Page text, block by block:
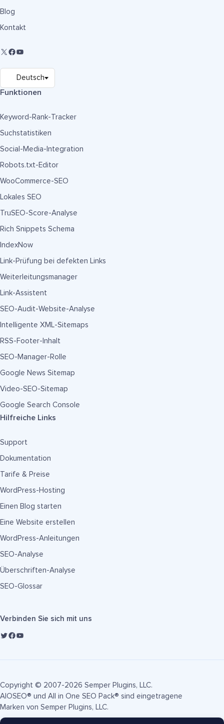
Blog
Kontakt
Funktionen
Keyword-Rank-Tracker
Suchstatistiken
Social-Media-Integration
Robots.txt-Editor
WooCommerce-SEO
Lokales SEO
TruSEO-Score-Analyse
Rich Snippets Schema
IndexNow
Link-Prüfung bei defekten Links
Weiterleitungsmanager
Link-Assistent
SEO-Audit-Website-Analyse
Intelligente XML-Sitemaps
RSS-Footer-Inhalt
SEO-Manager-Rolle
Google News Sitemap
Video-SEO-Sitemap
Google Search Console
Hilfreiche Links
Support
Dokumentation
Tarife & Preise
WordPress-Hosting
Einen Blog starten
Eine Website erstellen
WordPress-Anleitungen
SEO-Analyse
Überschriften-Analyse
SEO-Glossar
Verbinden Sie sich mit uns
Copyright © 2007-2026 Semper Plugins, LLC.
AIOSEO® und All in One SEO Pack® sind eingetragene
Marken von Semper Plugins, LLC.